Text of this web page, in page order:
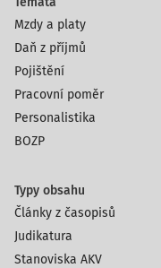
Mzdy a platy
Daň z příjmů
Pojištění
Pracovní poměr
Personalistika
BOZP
Typy obsahu
Články z časopisů
Judikatura
Stanoviska AKV